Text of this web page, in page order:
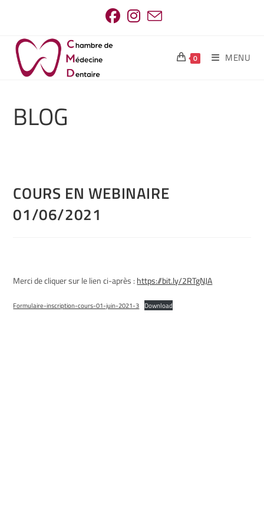
0 MENU
BLOG
COURS EN WEBINAIRE
01/06/2021
Merci de cliquer sur le lien ci-après : https://bit.ly/2RTgNJA
Formulaire-inscription-cours-01-juin-2021-3 Download